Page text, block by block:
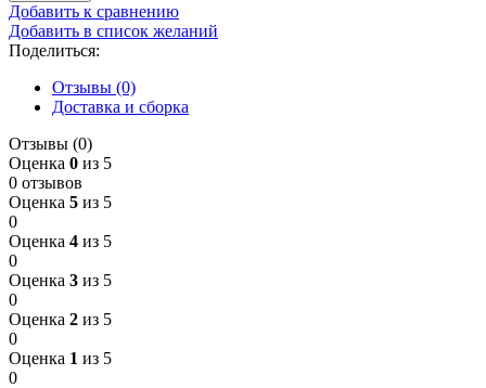
Добавить к сравнению
Добавить в список желаний
Поделиться:
Отзывы (0)
Доставка и сборка
Отзывы (0)
Оценка 0 из 5
0 отзывов
Оценка 5 из 5
0
Оценка 4 из 5
0
Оценка 3 из 5
0
Оценка 2 из 5
0
Оценка 1 из 5
0